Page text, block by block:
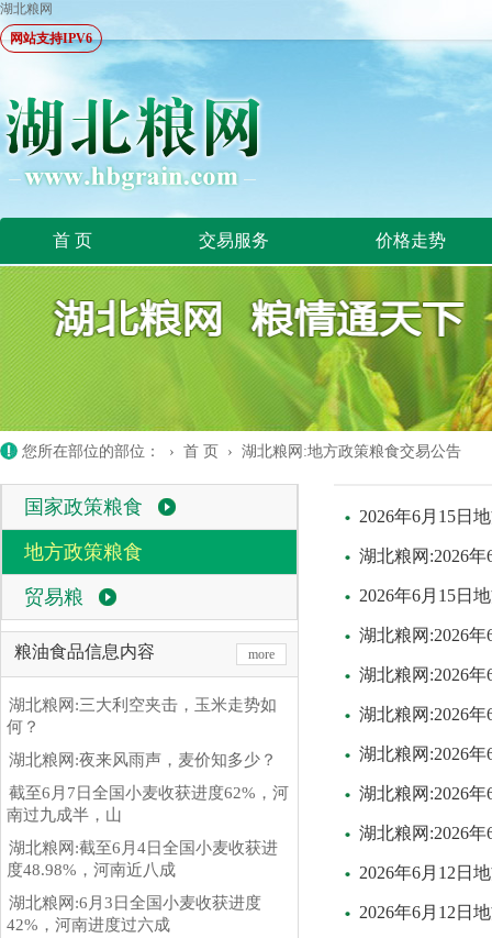
湖北粮网
网站支持IPV6
首 页 交易服务 价格走势
您所在部位的部位： › 首 页 › 湖北粮网:地方政策粮食交易公告
国家政策粮食
地方政策粮食
贸易粮
粮油食品信息内容 more
湖北粮网:三大利空夹击，玉米走势如
何？
湖北粮网:夜来风雨声，麦价知多少？
截至6月7日全国小麦收获进度62%，河
南过九成半，山
湖北粮网:截至6月4日全国小麦收获进
度48.98%，河南近八成
湖北粮网:6月3日全国小麦收获进度
42%，河南进度过六成
2026年6月15日
湖北粮网:2026
2026年6月15日
湖北粮网:2026
湖北粮网:2026
湖北粮网:2026
湖北粮网:2026
湖北粮网:2026
湖北粮网:2026
2026年6月12日
2026年6月12日